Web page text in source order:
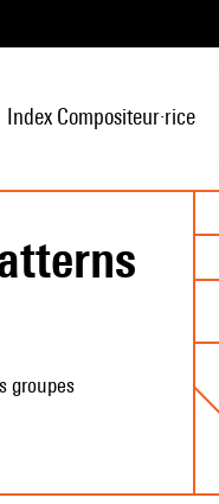
Index Compositeur·rice
groupes